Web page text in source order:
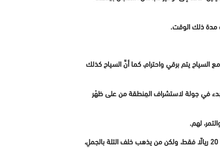
مدة ذلك الوقت.
السياح يتم برقي واحترام، كما أنَّ السياح كذلك
في جولة لاستشراف المِنطقة من على ظهْر
لهم.
وأشار إلى أنَّ ركوب الجمال رُوعي فيه أن يكون بأسعار اقتصادية جدًا، فمن يركب الجمل ويدور به في المنطقة المتاخمة للموقع يدفع 20 ريالًا فقط، ولكن من يذهب خلف التلة بالجملِ،